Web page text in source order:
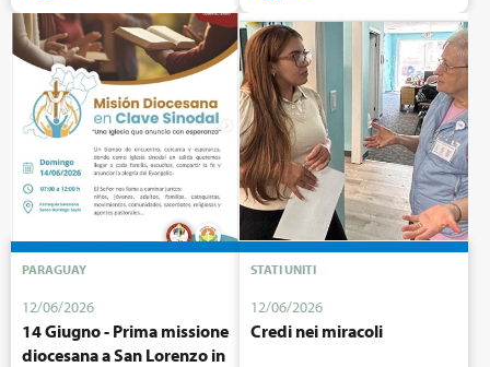
Cabrini Shrine Lawn a New York
dalle 17 alle 20 della sera.
PARAGUAY
12/06/2026
14 Giugno - Prima missione
diocesana a San Lorenzo in
STATI UNITI
12/06/2026
Credi nei miracoli